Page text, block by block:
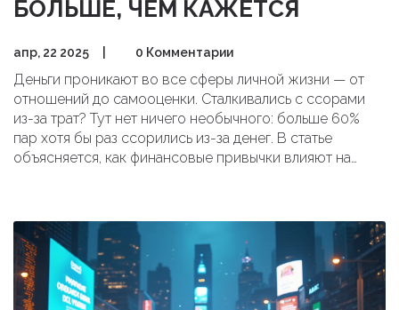
БОЛЬШЕ, ЧЕМ КАЖЕТСЯ
апр, 22 2025 0 Комментарии
Деньги проникают во все сферы личной жизни — от
отношений до самооценки. Сталкивались с ссорами
из-за трат? Тут нет ничего необычного: больше 60%
пар хотя бы раз ссорились из-за денег. В статье
объясняется, как финансовые привычки влияют на